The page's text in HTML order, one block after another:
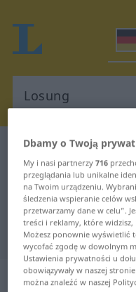
Słownik Niemiecki-
Tłumaczenie
dla "Losung"
"Losung"
„Losung“:
Dbamy o Twoją
My i nasi partnerzy716
przeglądania lub unikalne
na Twoim urządzeniu.
śledzenia wspieranie celów
przetwarzamy dane w celu”.
treści i reklamy, które
Możesz ponownie wyświetlić
wycofać zgodę w dowolnym
Ustawienia prywatności u
obowiązywały w naszej
można znaleźć w naszej